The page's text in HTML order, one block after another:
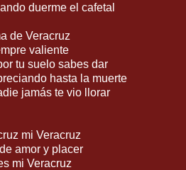
duerme el cafetal
de Veracruz
valiente
tu suelo sabes dar
hasta la muerte
jamás te vio llorar
mi Veracruz
amor y placer
mi Veracruz